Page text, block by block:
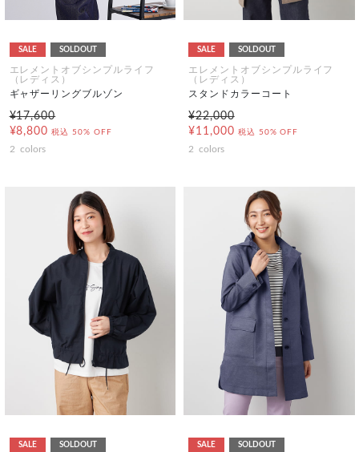
SALE SOLDOUT
エレメントオブシンプルライフ
（レディス）
ギャザーリングブルゾン
¥17,600
¥8,800 税込 50% OFF
2 colors
SALE SOLDOUT
エレメントオブシンプルライフ
（レディス）
スタンドカラーコート
¥22,000
¥11,000 税込 50% OFF
2 colors
SALE SOLDOUT SALE SOLDOUT